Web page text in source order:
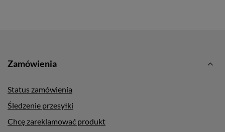
Zamówienia
Status zamówienia
Śledzenie przesyłki
Chcę zareklamować produkt